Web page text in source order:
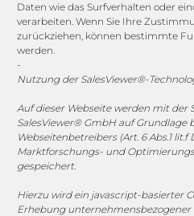
Daten wie das Surfverhalten oder
verarbeiten. Wenn Sie Ihre
zurückziehen, können bestimmte
werden.
-
Nutzung der SalesViewer®-
Auf dieser Webseite werden mit der
SalesViewer® GmbH auf Grundlage
Webseitenbetreibers (Art. 6 Abs.1
Marktforschungs- und
gespeichert.
Hierzu wird ein javascript-basierter
Erhebung unternehmensbezogener
Channels
vertrieb@megasoft.de
+49 2173 265 06 0
Mo. - Do. 08:00 - 17:00 Uhr
Fr. 08:00 - 15:00 Uhr
Sponsoring